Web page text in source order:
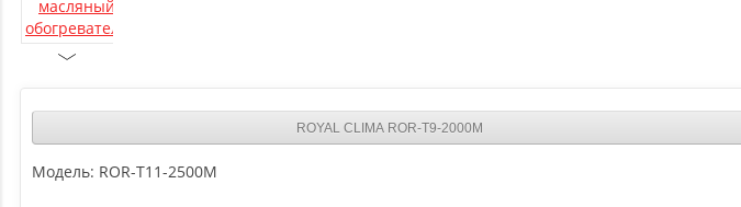
ROYAL CLIMA ROR-T9-2000M
Модель: ROR-T11-2500M